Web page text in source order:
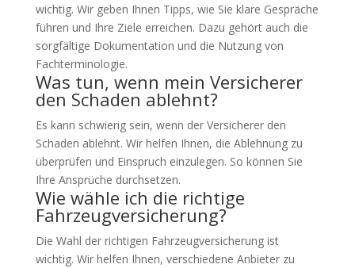
wichtig. Wir geben Ihnen Tipps, wie Sie klare Gespräche
führen und Ihre Ziele erreichen. Dazu gehört auch die
sorgfältige Dokumentation und die Nutzung von
Fachterminologie.
Was tun, wenn mein Versicherer
den Schaden ablehnt?
Es kann schwierig sein, wenn der Versicherer den
Schaden ablehnt. Wir helfen Ihnen, die Ablehnung zu
überprüfen und Einspruch einzulegen. So können Sie
Ihre Ansprüche durchsetzen.
Wie wähle ich die richtige
Fahrzeugversicherung?
Die Wahl der richtigen Fahrzeugversicherung ist
wichtig. Wir helfen Ihnen, verschiedene Anbieter zu